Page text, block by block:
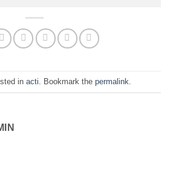
in acti . Bookmark the permalink